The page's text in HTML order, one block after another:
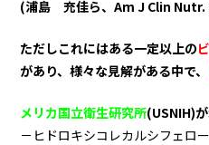
(浦島 充佳ら、Am J Clin Nutr.
ただしこれにはある一定以上の
があり、様々な見解がある中で、
メリカ国立衛生研究所(USNIH)
－ヒドロキシコレカルシフェロー